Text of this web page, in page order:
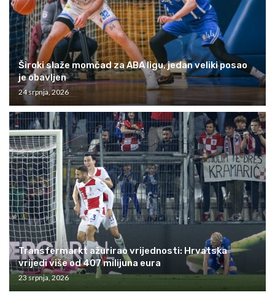
Široki slaže momčad za ABA ligu, jedan veliki posao
je obavljen
24 srpnja, 2026
Transfermarkt ažurirao vrijednosti: Hrvatska
vrijedi više od 407 milijuna eura
23 srpnja, 2026